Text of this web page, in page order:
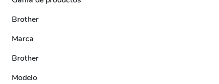
Brother
Marca
Brother
Modelo